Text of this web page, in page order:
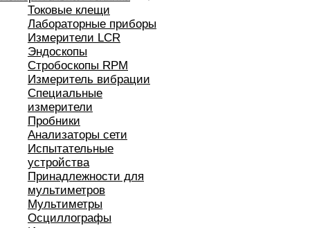
Токовые клещи
Лабораторные приборы
Измерители LCR
Эндоскопы
Стробоскопы RPM
Измеритель вибрации
Специальные
измерители
Пробники
Анализаторы сети
Испытательные
устройства
Принадлежности для
мультиметров
Мультиметры
Осциллографы